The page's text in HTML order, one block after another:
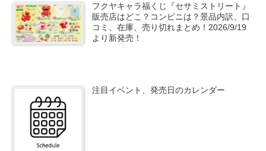
フクヤキャラ福くじ『セサミストリート』
販売店はどこ？コンビニは？景品内訳、口
コミ、在庫、売り切れまとめ！2026/9/19
より新発売！
注目イベント、発売日のカレンダー